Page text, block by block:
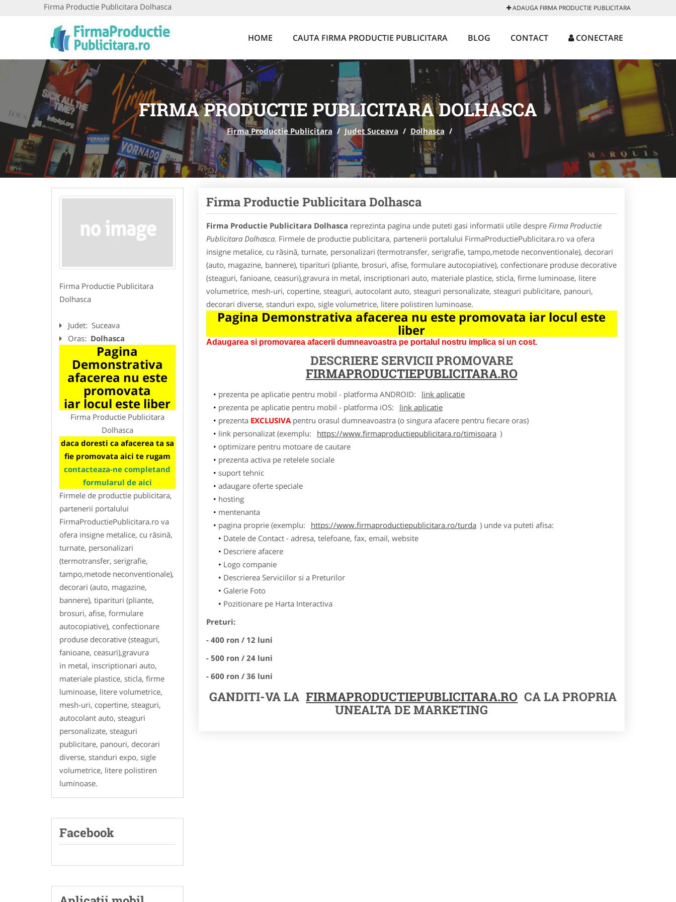
Firma Productie Publicitara Dolhasca ADAUGA FIRMA PRODUCTIE PUBLICITARA
HOME CAUTA FIRMA PRODUCTIE PUBLICITARA BLOG CONTACT CONECTARE
FIRMA PRODUCTIE PUBLICITARA DOLHASCA
Firma Productie Publicitara / Judet Suceava / Dolhasca /
Firma Productie Publicitara
Dolhasca
Judet: Suceava
Oras: Dolhasca
Pagina
Demonstrativa
afacerea nu este
promovata
iar locul este liber
Firma Productie Publicitara
Dolhasca
daca doresti ca afacerea ta sa
fie promovata aici te rugam
contacteaza-ne completand
formularul de aici
Firmele de productie publicitara,
partenerii portalului
FirmaProductiePublicitara.ro va
ofera insigne metalice, cu răsină,
turnate, personalizari
(termotransfer, serigrafie,
tampo,metode neconventionale),
decorari (auto, magazine,
bannere), tiparituri (pliante,
brosuri, afise, formulare
autocopiative), confectionare
produse decorative (steaguri,
fanioane, ceasuri),gravura
in metal, inscriptionari auto,
materiale plastice, sticla, firme
luminoase, litere volumetrice,
mesh-uri, copertine, steaguri,
autocolant auto, steaguri
personalizate, steaguri
publicitare, panouri, decorari
diverse, standuri expo, sigle
volumetrice, litere polistiren
luminoase.
Facebook
Firma Productie Publicitara Dolhasca
Firma Productie Publicitara Dolhasca reprezinta pagina unde puteti gasi informatii utile despre Firma Productie
Publicitara Dolhasca. Firmele de productie publicitara, partenerii portalului FirmaProductiePublicitara.ro va ofera
insigne metalice, cu răsină, turnate, personalizari (termotransfer, serigrafie, tampo,metode neconventionale), decorari
(auto, magazine, bannere), tiparituri (pliante, brosuri, afise, formulare autocopiative), confectionare produse decorative
(steaguri, fanioane, ceasuri),gravura in metal, inscriptionari auto, materiale plastice, sticla, firme luminoase, litere
volumetrice, mesh-uri, copertine, steaguri, autocolant auto, steaguri personalizate, steaguri publicitare, panouri,
decorari diverse, standuri expo, sigle volumetrice, litere polistiren luminoase.
Pagina Demonstrativa afacerea nu este promovata iar locul este
liber
Adaugarea si promovarea afacerii dumneavoastra pe portalul nostru implica si un cost.
DESCRIERE SERVICII PROMOVARE
FIRMAPRODUCTIEPUBLICITARA.RO
prezenta pe aplicatie pentru mobil - platforma ANDROID:
link aplicatie
prezenta pe aplicatie pentru mobil - platforma iOS:
link aplicatie
prezenta EXCLUSIVApentru orasul dumneavoastra (o singura afacere pentru fiecare oras)
link personalizat (exemplu:
https://www.firmaproductiepublicitara.ro/timisoara )
optimizare pentru motoare de cautare
prezenta activa pe retelele sociale
suport tehnic
adaugare oferte speciale
hosting
mentenanta
pagina proprie (exemplu:
https://www.firmaproductiepublicitara.ro/turda ) unde va puteti afisa:
Datele de Contact - adresa, telefoane, fax, email, website
Descriere afacere
Logo companie
Descrierea Serviciilor si a Preturilor
Galerie Foto
Pozitionare pe Harta Interactiva
Preturi:
- 400 ron / 12 luni
- 500 ron / 24 luni
- 600 ron / 36 luni
GANDITI-VA LA FIRMAPRODUCTIEPUBLICITARA.RO CA LA PROPRIA
UNEALTA DE MARKETING